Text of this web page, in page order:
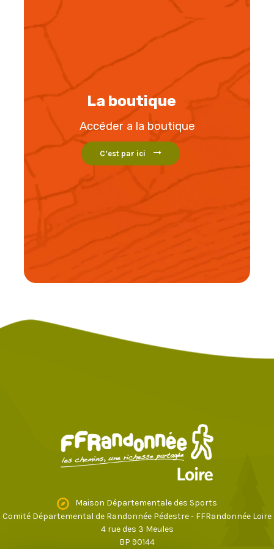
La boutique
Accéder a la boutique
C’est par ici
Maison Départementale des Sports
Comité Départemental de Randonnée Pédestre - FFRandonnée Loire
4 rue des 3 Meules
BP 90144